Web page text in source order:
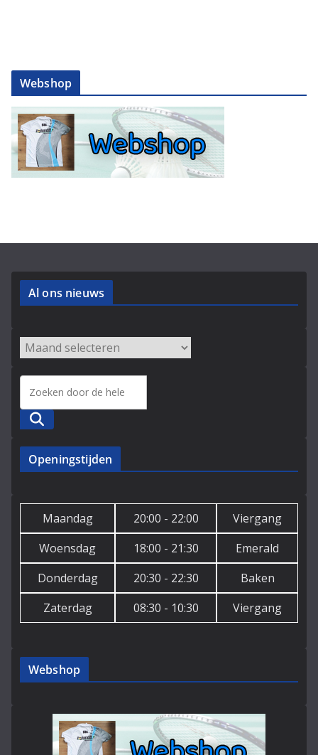
Webshop
Al ons nieuws
Zoeken
Openingstijden
Maandag 20:00 - 22:00
Viergang
Woensdag
18:00 - 21:30
Emerald
Donderdag
20:30 - 22:30
Baken
Zaterdag
08:30 - 10:30 Viergang
Webshop